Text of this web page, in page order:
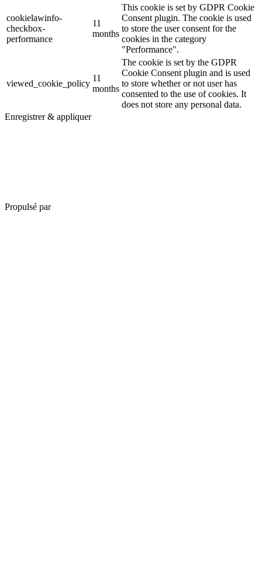
cookielawinfo-
checkbox-
performance
11
months
This cookie is set by GDPR Cookie
Consent plugin. The cookie is used
to store the user consent for the
cookies in the category
"Performance".
viewed_cookie_policy
11
months
The cookie is set by the GDPR
Cookie Consent plugin and is used
to store whether or not user has
consented to the use of cookies. It
does not store any personal data.
Enregistrer & appliquer
Propulsé par